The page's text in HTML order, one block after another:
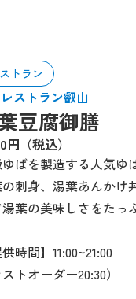
トラン
ストラン叡山
豆腐御膳
円（税込）
ばを製造する人気ゆ
刺身、湯葉あんかけ
葉の美味しさをたっ
供時間】11:00~21:00
ストオーダー20:30）